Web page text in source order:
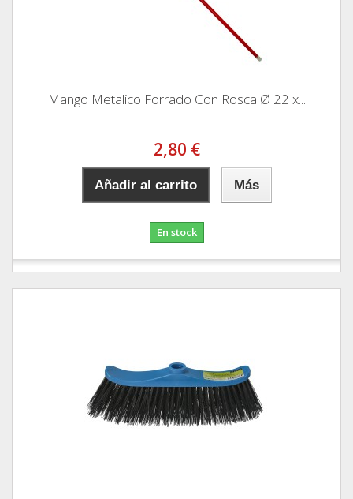
Mango Metalico Forrado Con Rosca Ø 22 x...
2,80 €
Añadir al carrito Más
En stock